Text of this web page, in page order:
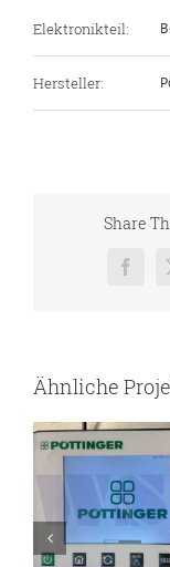
Elektronikteil:
Hersteller:
Share
Ähnliche